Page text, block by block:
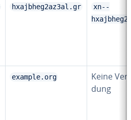
hxajbheg2az3al.gr
xn--
example.org
Keine
dung